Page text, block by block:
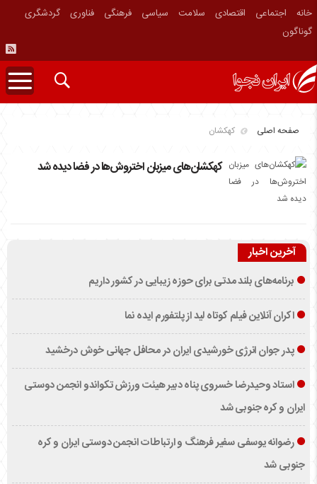
خانه اجتماعی اقتصادی سلامت سیاسی فرهنگی فناوری
گردشگری
گوناگون
صفحه اصلی کهکشان‌
کهکشان‌های میزبان اختروش‌ها در فضا دیده شد
آخرین اخبار
برنامه‌های بلند مدتی برای حوزه زیبایی در کشور داریم
اکران آنلاین فیلم کوتاه لید از پلتفورم ایده نما
پدر جوان انرژی خورشیدی ایران در محافل جهانی خوش درخشید
استاد وحیدرضا خسروی پناه دبیر هیئت ورزش تکواندو انجمن دوستی
ایران و کره جنوبی شد
رضوانه یوسفی سفیر فرهنگ و ارتباطات انجمن دوستی ایران و کره
جنوبی شد